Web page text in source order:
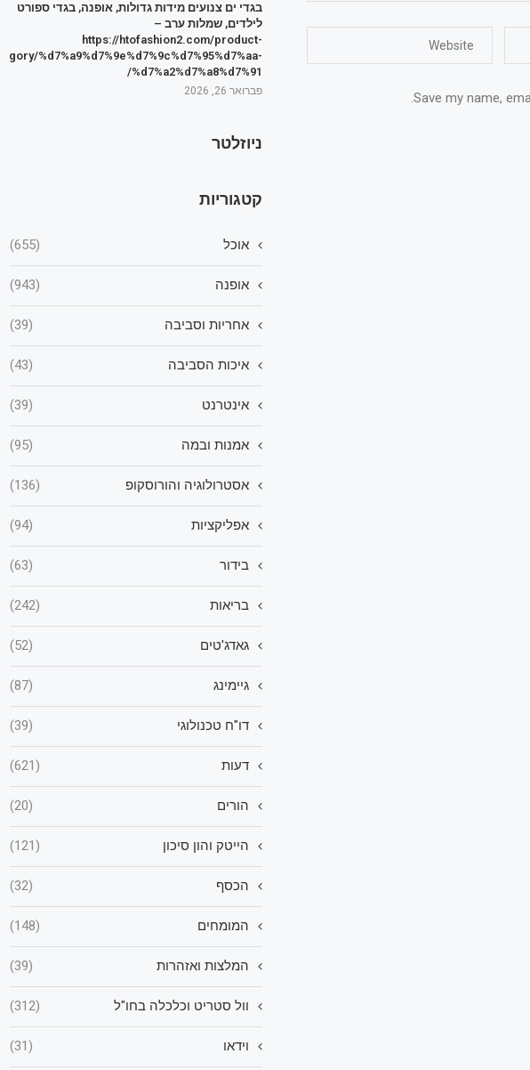
Save my name,
בגדי ים צנועים מידות גדולות, אופנה, בגדי ספורט
לילדים, שמלות ערב –
https://htofashion2.com/product-
%d7%a9%d7%9e%d7%9c%d7%95%d7%aa-
%d7%a2%d7%a8%d7%91/
פברואר 26, 2026
ניוזלטר
קטגוריות
אוכל (655)
אופנה (943)
אחריות וסביבה (39)
איכות הסביבה (43)
אינטרנט (39)
אמנות ובמה (95)
אסטרולוגיה והורוסקופ (136)
אפליקציות (94)
בידור (63)
בריאות (242)
גאדג'טים (52)
גיימינג (87)
דו"ח טכנולוגי (39)
דעות (621)
הורים (20)
הייטק והון סיכון (121)
הכסף (32)
המומחים (148)
המלצות ואזהרות (39)
וול סטריט וכלכלה בחו"ל (312)
וידאו (31)